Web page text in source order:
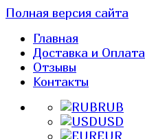
Полная версия сайта
Главная
Доставка и Оплата
Отзывы
Контакты
RUB
USD
EUR